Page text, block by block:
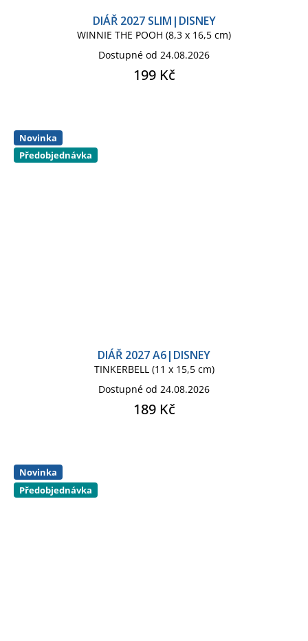
DIÁŘ 2027 SLIM|DISNEY
WINNIE THE POOH (8,3 x 16,5 cm)
Dostupné od 24.08.2026
199 Kč
Novinka
Předobjednávka
DIÁŘ 2027 A6|DISNEY
TINKERBELL (11 x 15,5 cm)
Dostupné od 24.08.2026
189 Kč
Novinka
Předobjednávka